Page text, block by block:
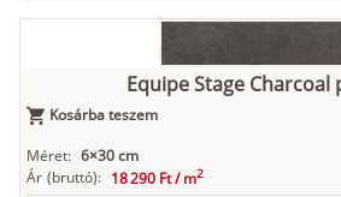
Equipe Stage Charcoal
Kosárba teszem
Méret: 6×30 cm
Ár (bruttó): 18 290 Ft /m2